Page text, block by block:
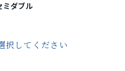
ミダブル
択してください